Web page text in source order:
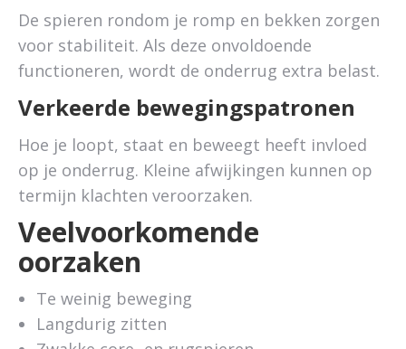
De spieren rondom je romp en bekken zorgen
voor stabiliteit. Als deze onvoldoende
functioneren, wordt de onderrug extra belast.
Verkeerde bewegingspatronen
Hoe je loopt, staat en beweegt heeft invloed
op je onderrug. Kleine afwijkingen kunnen op
termijn klachten veroorzaken.
Veelvoorkomende
oorzaken
Te weinig beweging
Langdurig zitten